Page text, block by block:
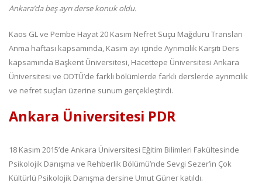
Ankara’da beş ayrı derse konuk oldu.
Kaos GL ve Pembe Hayat 20 Kasım Nefret Suçu Mağduru Transları
Anma haftası kapsamında, Kasım ayı içinde Ayrımcılık Karşıtı Ders
kapsamında Başkent Üniversitesi, Hacettepe Üniversitesi Ankara
Üniversitesi ve ODTÜ’de farklı bölümlerde farklı derslerde ayrımcılık
ve nefret suçları üzerine sunum gerçekleştirdi.
Ankara Üniversitesi PDR
18 Kasım 2015’de Ankara Üniversitesi Eğitim Bilimleri Fakültesinde
Psikolojik Danışma ve Rehberlik Bölümü’nde Sevgi Sezer’in Çok
Kültürlü Psikolojik Danışma dersine Umut Güner katıldı.